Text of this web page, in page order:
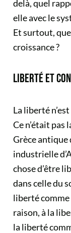
delà, quel
elle avec le
Et surtout,
croissance ?
LIBERTÉ ET
La liberté
Ce n’était pas
Grèce antique
industrielle
chose d’être
dans celle du
liberté comme
raison, à la
la liberté